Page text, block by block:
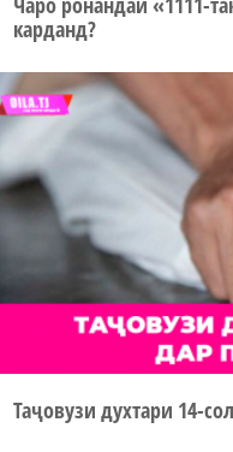
карданд?
Таҷовузи духтари 14-